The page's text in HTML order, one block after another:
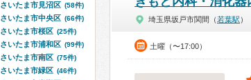
埼玉県坂戸市関間（若葉駅 ）
土曜（〜17:00）
さいたま市見沼区 (58件)
さいたま市中央区 (66件)
さいたま市桜区 (25件)
さいたま市浦和区 (99件)
さいたま市南区 (75件)
さいたま市緑区 (46件)